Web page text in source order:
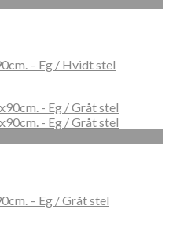
– Eg / Hvidt stel
– Eg / Gråt stel